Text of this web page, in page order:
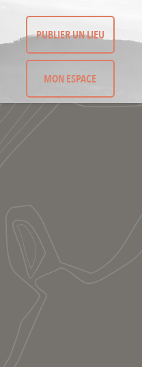
PUBLIER UN LIEU
MON ESPACE